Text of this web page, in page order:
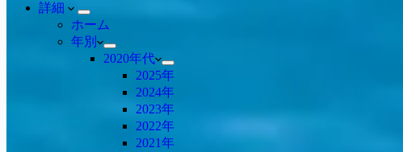
詳細
ホーム
年別
2020年代
2025年
2024年
2023年
2022年
2021年